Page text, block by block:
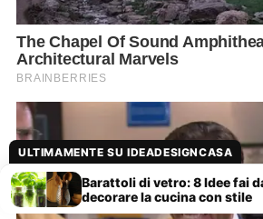
ULTIMAMENTE SU IDEADESIGNCASA
Barattoli di vetro: 8 Idee fai
decorare la cucina con stile